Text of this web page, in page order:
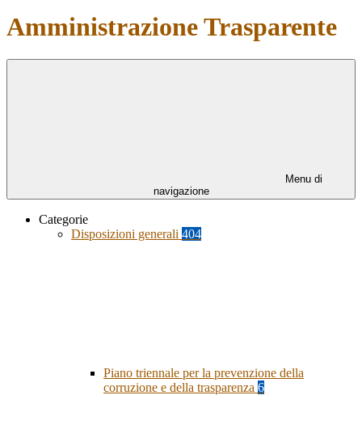
Amministrazione Trasparente
Menu di
navigazione
Categorie
Disposizioni generali 404
Piano triennale per la prevenzione della
corruzione e della trasparenza 6